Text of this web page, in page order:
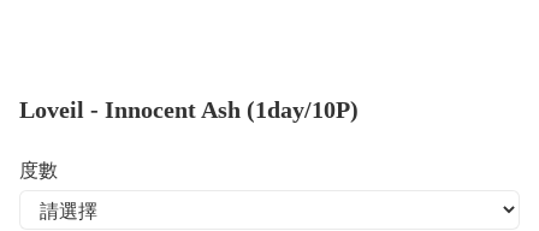
Loveil - Innocent Ash (1day/10P)
度數